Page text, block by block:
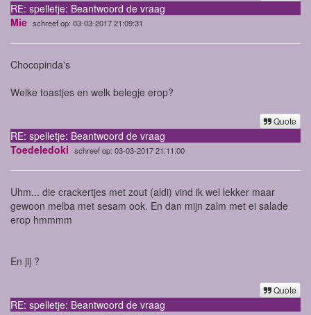
RE: spelletje: Beantwoord de vraag
Mie schreef op: 03-03-2017 21:09:31
Chocopinda's
Welke toastjes en welk belegje erop?
Quote
RE: spelletje: Beantwoord de vraag
Toedeledoki schreef op: 03-03-2017 21:11:00
Uhm... die crackertjes met zout (aldi) vind ik wel lekker maar
gewoon melba met sesam ook. En dan mijn zalm met ei salade
erop hmmmm
En jij ?
Quote
RE: spelletje: Beantwoord de vraag